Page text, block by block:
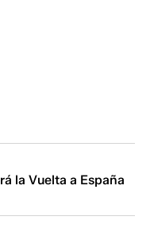
la Vuelta a España